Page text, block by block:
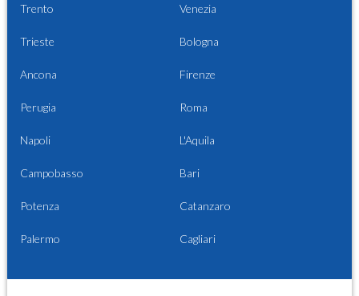
Trento Venezia
Trieste Bologna
Ancona Firenze
Perugia Roma
Napoli L'Aquila
Campobasso Bari
Potenza Catanzaro
Palermo Cagliari